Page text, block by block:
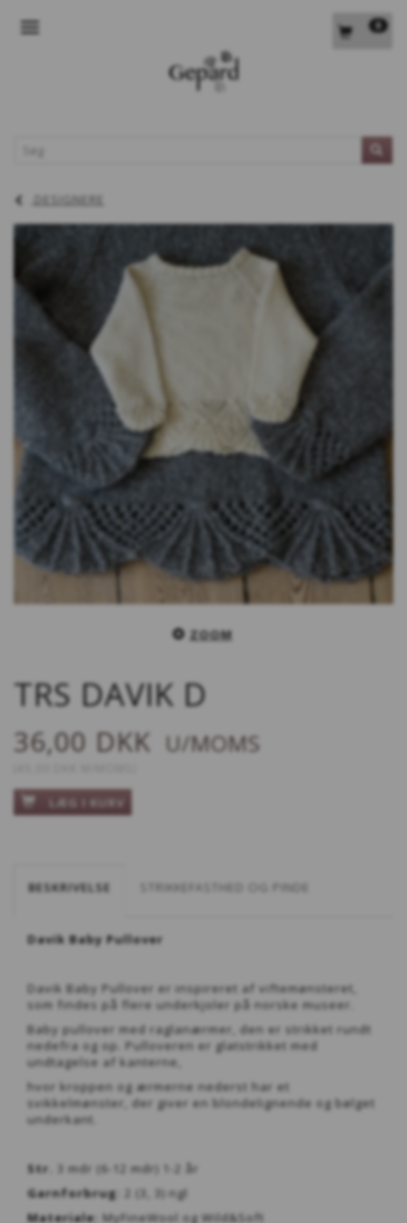
0
DESIGNERE
ZOOM
TRS DAVIK D
36,00 DKK U/MOMS
LÆG I KURV
BESKRIVELSE STRIKKEFASTHED OG PINDE
Davik Baby Pullover
Davik Baby Pullover er inspireret af viftemønsteret,
som findes på flere underkjoler på norske museer.
Baby pullover med raglanærmer, den er strikket rundt
nedefra og op. Pulloveren er glatstrikket med
undtagelse af kanterne,
hvor kroppen og ærmerne nederst har et
svikkelmønster, der giver en blondelignende og bølget
underkant.
Str.
3 mdr (6-12 mdr) 1-2 år
Garnforbrug : 2 (3, 3) ngl
Materiale: MyFineWool og Wild&Soft